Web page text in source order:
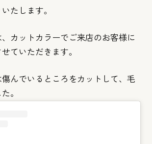
たします。
カットカラーでご来店のお客様に
せていただきます。
んでいるところをカットして、毛
た。